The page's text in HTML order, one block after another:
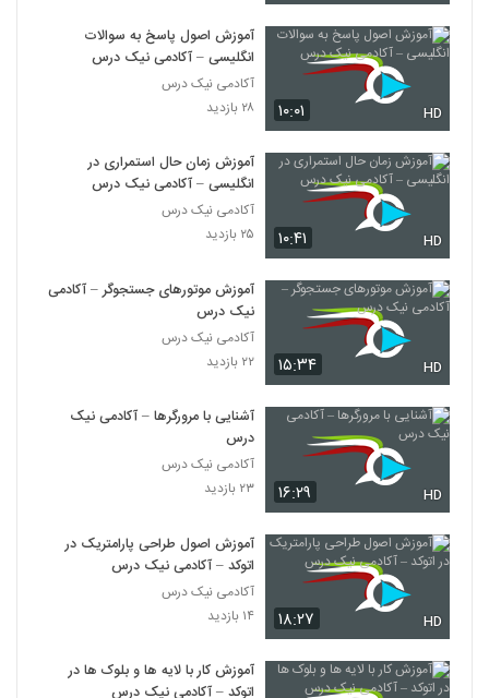
۱۰:۰۱ HD
آموزش اصول پاسخ به سوالات
انگلیسی – آکادمی نیک درس
آکادمی نیک درس
۲۸ بازدید
۱۰:۴۱ HD
آموزش زمان حال استمراری در
انگلیسی – آکادمی نیک درس
آکادمی نیک درس
۲۵ بازدید
۱۵:۳۴ HD
آموزش موتورهای جستجوگر – آکادمی
نیک درس
آکادمی نیک درس
۲۲ بازدید
۱۶:۲۹ HD
آشنایی با مرورگرها – آکادمی نیک
درس
آکادمی نیک درس
۲۳ بازدید
۱۸:۲۷ HD
آموزش اصول طراحی پارامتریک در
اتوکد – آکادمی نیک درس
آکادمی نیک درس
۱۴ بازدید
آموزش کار با لایه ها و بلوک ها در
اتوکد – آکادمی نیک درس